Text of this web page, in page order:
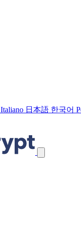
Italiano 日本語 한국어